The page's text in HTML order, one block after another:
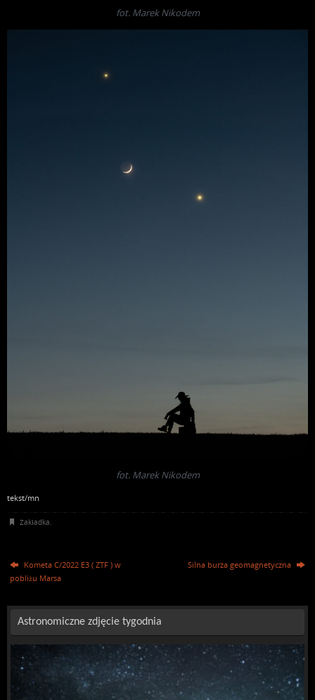
fot. Marek Nikodem
fot. Marek Nikodem
tekst/mn
Zakładka.
Kometa C/2022 E3 ( ZTF ) w
pobliżu Marsa
Silna burza geomagnetyczna
Astronomiczne zdjęcie tygodnia